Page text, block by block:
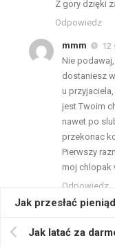
Jak latać za
Z gory dzięki
Odpowiedz
mmm
12
Nie
dostaniesz
u
jest Twoim
nawet po
przekonac
Pierwszy
moj chlopak
Odpowiedz
Iza Hayduk
do USA